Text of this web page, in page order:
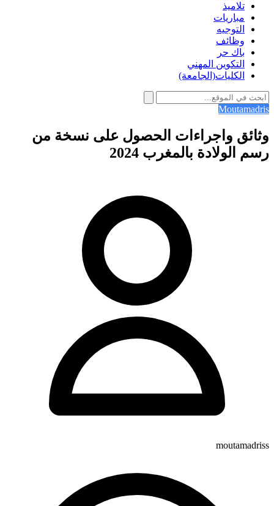
تلاميذ
مباريات
التوجيه
وظائف
باك حر
التكوين المهني
الكليات(الجامعة)
Moutamadris
وثائق واجراءات الحصول على نسخة من
رسم الولادة بالمغرب 2024
moutamadriss